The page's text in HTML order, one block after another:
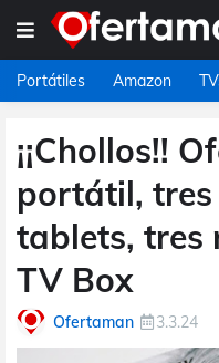
Portátiles Amazon
¡¡Chollos!!
portátil, tres
tablets, tres
TV Box
Ofertaman 3.3.24